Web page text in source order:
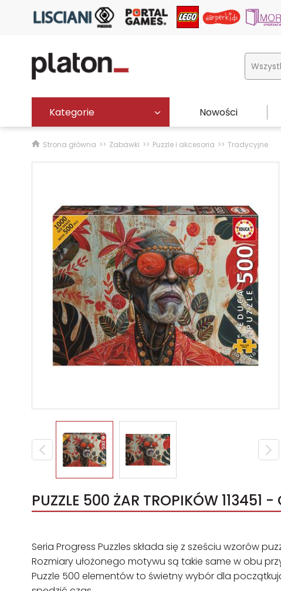
Kategorie Nowości
Strona główna Zabawki Puzzle i akcesoria Tradycyjne
PUZZLE 500 ŻAR TROPIKÓW 113451 -
Seria Progress Puzzles składa się z sześciu wzorów
Rozmiary ułożonego motywu są takie same w obu
Puzzle 500 elementów to świetny wybór dla